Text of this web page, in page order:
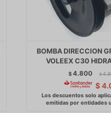
BOMBA DIRECCION
VOLEEX C30
$4.800 $
$